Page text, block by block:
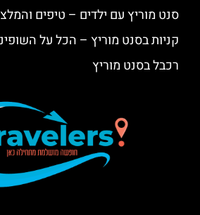
סנט מוריץ עם ילדים – טיפים
קניות בסנט מוריץ – הכל על
רכבל בסנט מוריץ